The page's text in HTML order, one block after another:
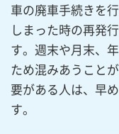
車の廃車手続きを
しまった時の再発
す。週末や月末、
ため混みあうこと
要がある人は、早
す。